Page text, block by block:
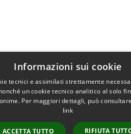
Informazioni sui cookie
tecnici e assimilati strettamente
un cookie tecnico analitico al solo
Per maggiori dettagli, può
link
ACCETTA TUTTO RIFIUTA